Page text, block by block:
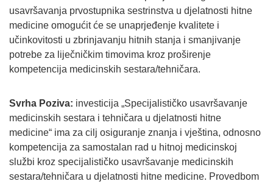
usavršavanja prvostupnika sestrinstva u djelatnosti hitne
medicine omogućit će se unaprjeđenje kvalitete i
učinkovitosti u zbrinjavanju hitnih stanja i smanjivanje
potrebe za liječničkim timovima kroz proširenje
kompetencija medicinskih sestara/tehničara.
Svrha Poziva: investicija „Specijalističko usavršavanje
medicinskih sestara i tehničara u djelatnosti hitne
medicine“ ima za cilj osiguranje znanja i vještina, odnosno
kompetencija za samostalan rad u hitnoj medicinskoj
službi kroz specijalističko usavršavanje medicinskih
sestara/tehničara u djelatnosti hitne medicine. Provedbom